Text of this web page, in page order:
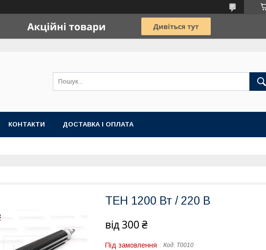
КОНТАКТИ ДОСТАВКА І ОПЛАТА
ТЕН 1200 Вт / 220 В
від 300 ₴
Під замовлення Код: T0010